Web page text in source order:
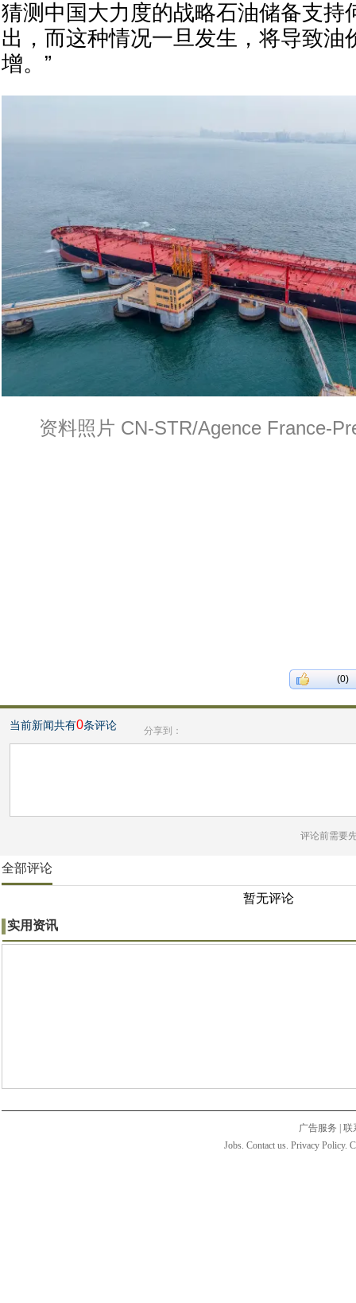
猜测中国大力度的战略石油储备支持
出，而这种情况一旦发生，将导致油
增。”
资料照片 CN-STR/Agence France-
(0)
当前新闻共有0条评论 分享到：
评论前需要
全部评论
暂无评论
实用资讯
广告服务
联
Jobs. Contact us. Privacy Policy.